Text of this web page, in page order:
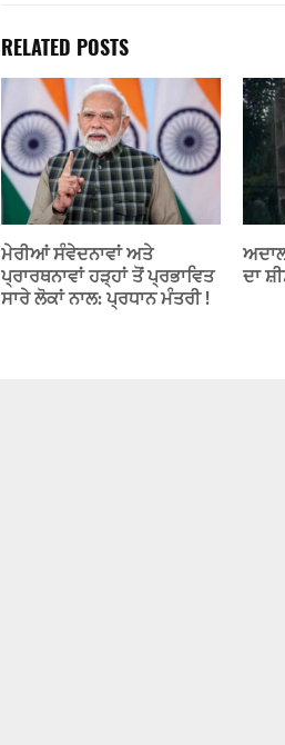
RELATED POSTS
ਮੇਰੀਆਂ ਸੰਵੇਦਨਾਵਾਂ ਅਤੇ
ਪ੍ਰਾਰਥਨਾਵਾਂ ਹੜ੍ਹਾਂ ਤੋਂ ਪ੍ਰਭਾਵਿਤ
ਸਾਰੇ ਲੋਕਾਂ ਨਾਲ: ਪ੍ਰਧਾਨ ਮੰਤਰੀ !
ਦਾ